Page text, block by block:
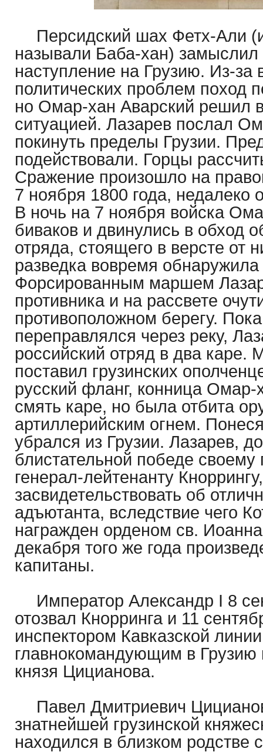
Персидский шах Фетх-Али
называли Баба-хан) замыслил
наступление на Грузию. Из-за
политических проблем поход
но Омар-хан Аварский решил
ситуацией. Лазарев послал
покинуть пределы Грузии.
подействовали. Горцы
Сражение произошло на
7 ноября 1800 года, недалеко
В ночь на 7 ноября войска
биваков и двинулись в обход
отряда, стоящего в версте от
разведка вовремя
Форсированным маршем
противника и на рассвете
противоположном берегу.
переправлялся через реку,
российский отряд в два каре.
поставил грузинских
русский фланг, конница
смять каре, но была отбита
артиллерийским огнем.
убрался из Грузии. Лазарев,
блистательной победе
генерал-лейтенанту
засвидетельствовать об
адъютанта, вследствие чего
награжден орденом св.
декабря того же года
капитаны.
Император Александр I 8
отозвал Кнорринга и 11
инспектором Кавказской
главнокомандующим в Грузию
князя Цицианова.
Павел Дмитриевич
знатнейшей грузинской
находился в близком родстве